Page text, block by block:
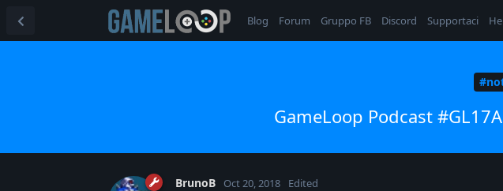
Blog Forum Gruppo FB Discord Supportaci
GameLoop Podcast
BrunoB Oct 20, 2018 Edited